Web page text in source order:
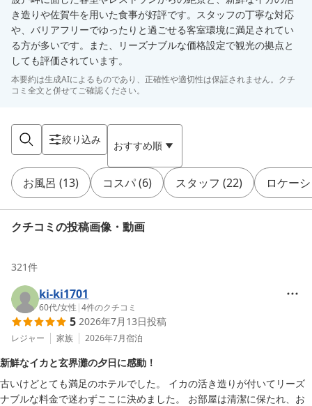
き造りや佐賀牛を用いた食事が好評です。スタッフの丁寧な対応
や、バリアフリーでゆったりと過ごせる客室環境に満足されてい
る方が多いです。また、リーズナブルな価格設定で観光の拠点と
しても評価されています。
本要約は生成AIによるものであり、正確性や適切性は保証されません。クチ
コミ全文と併せてご確認ください。
絞り込み おすすめ順
お風呂 (13) コスパ(6) スタッフ (22) ロケー
クチコミの投稿画像・動画
321件
ki-ki1701
60代/女性 |4件のクチコミ
5 2026年7月13日投稿
レジャー 家族 2026年7月宿泊
新鮮なイカと玄界灘の夕日に感動！
古いけどとても満足のホテルでした。 イカの活き造りが付いてリーズ
ナブルな料金で迷わずここに決めました。 お部屋は清潔に保たれ、お